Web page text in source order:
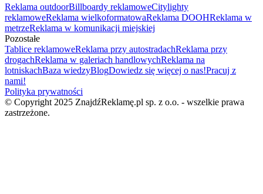
Reklama outdoorBillboardy reklamoweCitylighty
reklamoweReklama wielkoformatowaReklama DOOHReklama w
metrzeReklama w komunikacji miejskiej
Pozostałe
Tablice reklamoweReklama przy autostradachReklama przy
drogachReklama w galeriach handlowychReklama na
lotniskachBaza wiedzyBlogDowiedz się więcej o nas!Pracuj z
nami!
Polityka prywatności
© Copyright 2025 ZnajdźReklamę.pl sp. z o.o. - wszelkie prawa
zastrzeżone.